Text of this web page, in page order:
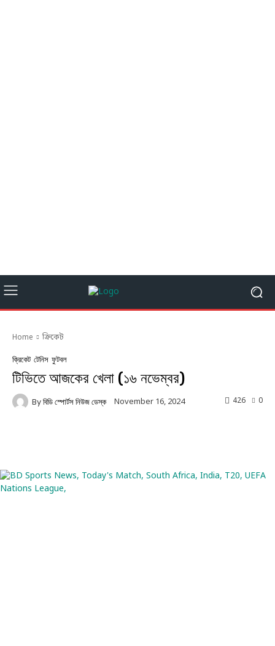
Home ক্রিকেট
ক্রিকেট টেনিস ফুটবল
টিভিতে আজকের খেলা (১৬ নভেম্বর)
By বিডি স্পোর্টস নিউজ ডেস্ক November 16, 2024 0
426